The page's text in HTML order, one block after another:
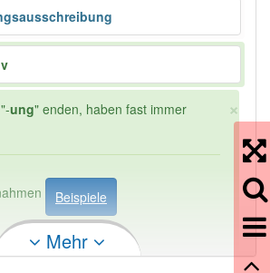
×
ung" enden, haben fast immer
Beispiele
Beispiele
Mehr